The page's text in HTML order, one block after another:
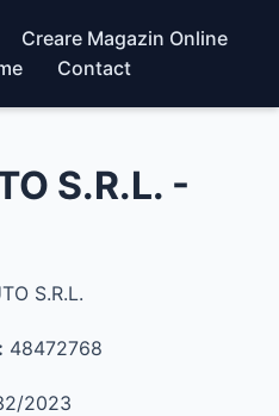
Creare Magazin Online
Contact
S.R.L. -
S.R.L.
48472768
2023